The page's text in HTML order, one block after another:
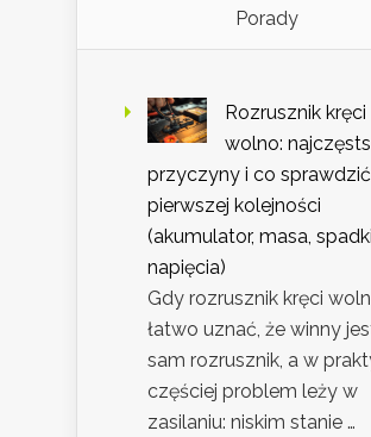
Porady
Rozrusznik kręci
wolno:
przyczyny i co
pierwszej kolejności
(akumulator, masa, spadki
napięcia)
Gdy rozrusznik kręci
łatwo uznać, że winny
sam rozrusznik, a w
częściej problem leży w
zasilaniu: niskim stanie …